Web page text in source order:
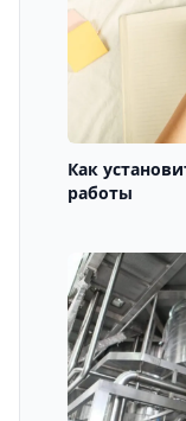
Как
работы